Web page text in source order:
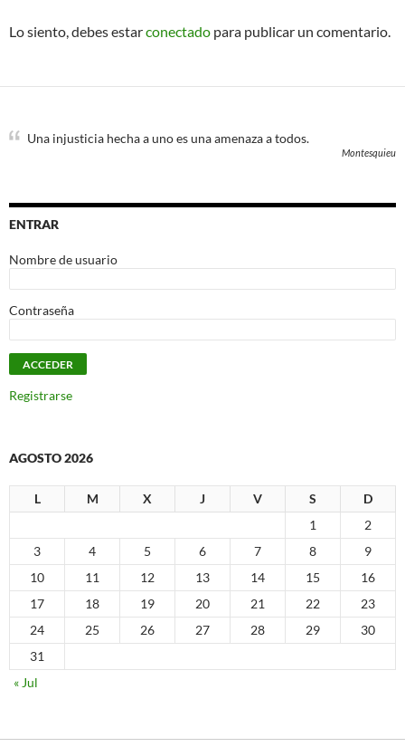
Lo siento, debes estarconectado para publicar un comentario.
Una injusticia hecha a uno es una amenaza a todos.
Montesquieu
ENTRAR
Nombre de usuario
Contraseña
Registrarse
AGOSTO 2026
L M X J V S
D
1
2
3
4 5 6 7 8
9
10
11 12 13 14 15
16
17
18 19 20 21 22
23
24
25 26 27 28 29
30
31
« Jul